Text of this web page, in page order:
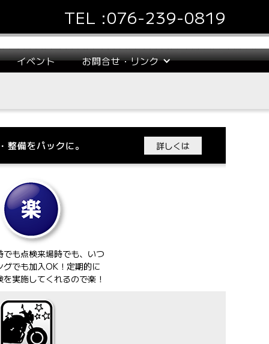
TEL :076-239-0819
イベント お問合せ・リンク
備をパックに。 詳しくは
でも点検来場時でも、いつ
グでも加入OK！定期的に
実施してくれるので楽！